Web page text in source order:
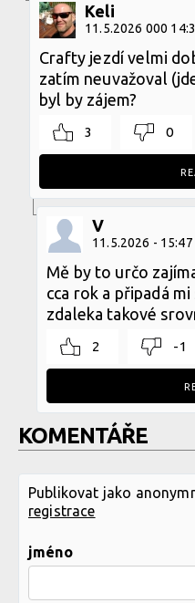
Keli
11.5.2026 000
Crafty jezdí velmi
zatím neuvažoval
byl by zájem?
3 0
V
11.5.2026 - 15:47
Mě by to určo
cca rok a připadá
zdaleka takové
2 -1
KOMENTÁŘE
Publikovat jako
registrace
jméno